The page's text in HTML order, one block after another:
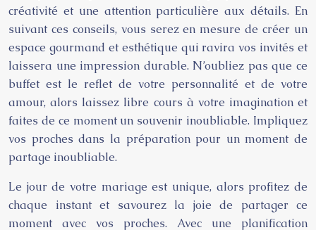
créativité et une attention particulière aux détails. En
suivant ces conseils, vous serez en mesure de créer un
espace gourmand et esthétique qui ravira vos invités et
laissera une impression durable. N’oubliez pas que ce
buffet est le reflet de votre personnalité et de votre
amour, alors laissez libre cours à votre imagination et
faites de ce moment un souvenir inoubliable. Impliquez
vos proches dans la préparation pour un moment de
partage inoubliable.
Le jour de votre mariage est unique, alors profitez de
chaque instant et savourez la joie de partager ce
moment avec vos proches. Avec une planification